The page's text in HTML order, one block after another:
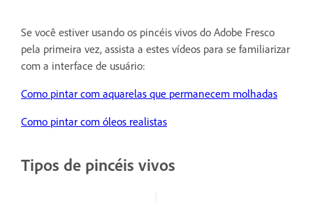
Se você estiver usando os pincéis vivos do Adobe Fresco
pela primeira vez, assista a estes vídeos para se familiarizar
com a interface de usuário:
Como pintar com aquarelas que permanecem molhadas
Como pintar com óleos realistas
Tipos de pincéis vivos